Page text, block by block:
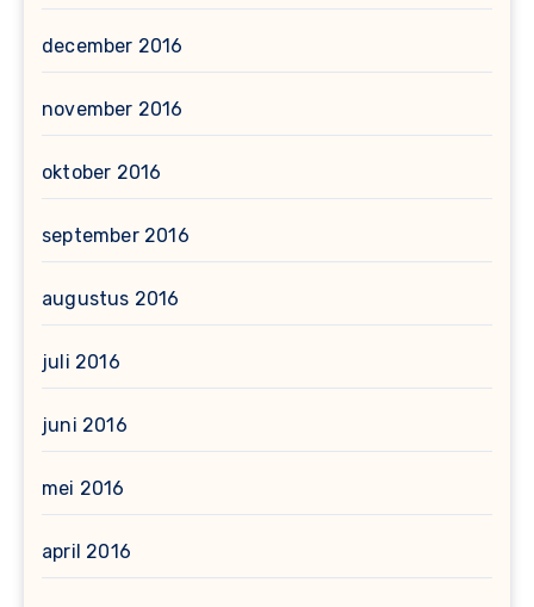
december 2016
november 2016
oktober 2016
september 2016
augustus 2016
juli 2016
juni 2016
mei 2016
april 2016